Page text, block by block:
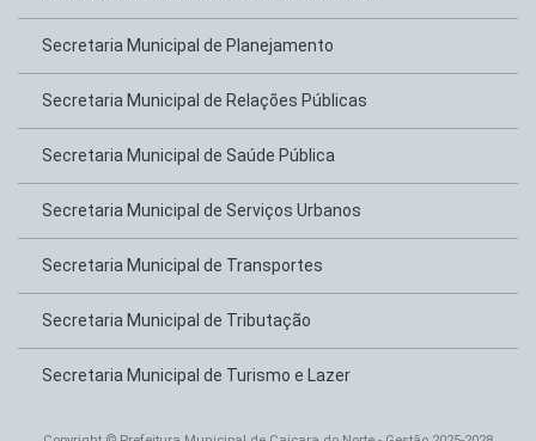
Secretaria Municipal de Planejamento
Secretaria Municipal de Relações Públicas
Secretaria Municipal de Saúde Pública
Secretaria Municipal de Serviços Urbanos
Secretaria Municipal de Transportes
Secretaria Municipal de Tributação
Secretaria Municipal de Turismo e Lazer